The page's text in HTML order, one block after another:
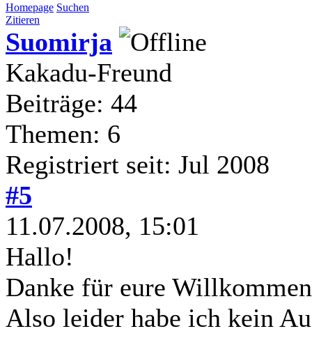
Homepage Suchen
Zitieren
Suomirja
Kakadu-Freund
Beiträge: 44
Themen: 6
Registriert seit: Jul 2008
#5
11.07.2008, 15:01
Hallo!
Danke für eure
Also leider habe ich kein